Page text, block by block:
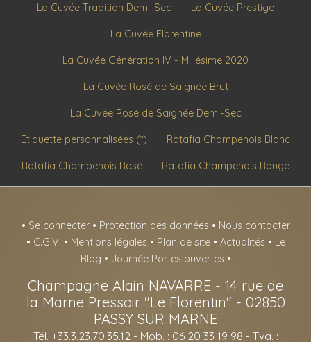
La Cuvée Tradition Demi-Sec La Cuvée Prestige
La Cuvée Florentine
La Cuvée Génération IV - Millésime 2020
La Cuvée Rosé de Saignée Brut
La Cuvée Rosé de Saignée Demi-Sec
Etiquette personnalisées (*) Ratafia Champenois Blanc
Ratafia Champenois Rosé Ratafia Champenois Rouge
• Se connecter • Protection des données • Nous contacter
• C.G.V. • Mentions légales • Plan de site • Actualités • Le
Blog • Journée Portes ouvertes •
Champagne Alain NAVARRE - 14 rue de
la Marne Pressoir "Le Florentin" - 02850
PASSY SUR MARNE
Tél. +33.3.23.70.35.12 - Mob. : 06 20 33 19 98 - Tva. :